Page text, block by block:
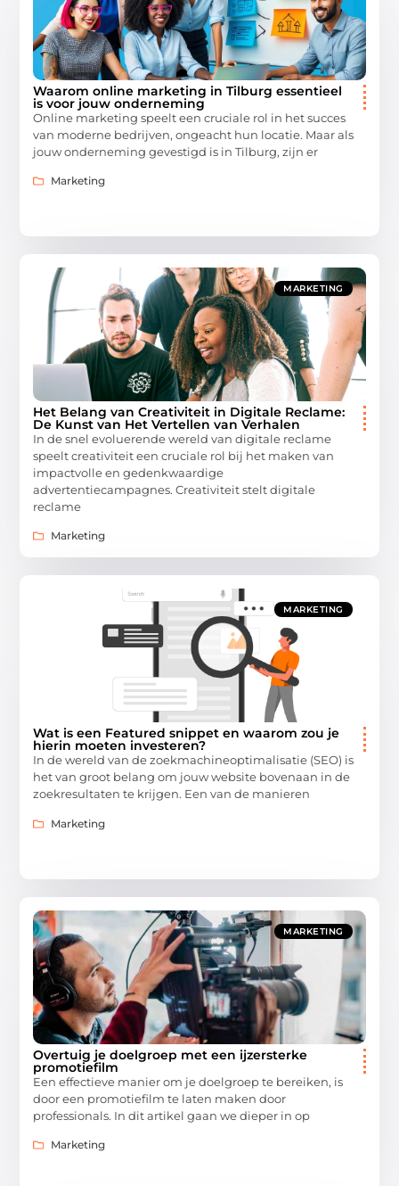
Waarom online marketing in Tilburg essentieel
is voor jouw onderneming
Online marketing speelt een cruciale rol in het succes
van moderne bedrijven, ongeacht hun locatie. Maar als
jouw onderneming gevestigd is in Tilburg, zijn er
Marketing
MARKETING
Het Belang van Creativiteit in Digitale Reclame:
De Kunst van Het Vertellen van Verhalen
In de snel evoluerende wereld van digitale reclame
speelt creativiteit een cruciale rol bij het maken van
impactvolle en gedenkwaardige
advertentiecampagnes. Creativiteit stelt digitale
reclame
Marketing
MARKETING
Wat is een Featured snippet en waarom zou je
hierin moeten investeren?
In de wereld van de zoekmachineoptimalisatie (SEO) is
het van groot belang om jouw website bovenaan in de
zoekresultaten te krijgen. Een van de manieren
Marketing
MARKETING
Overtuig je doelgroep met een ijzersterke
promotiefilm
Een effectieve manier om je doelgroep te bereiken, is
door een promotiefilm te laten maken door
professionals. In dit artikel gaan we dieper in op
Marketing